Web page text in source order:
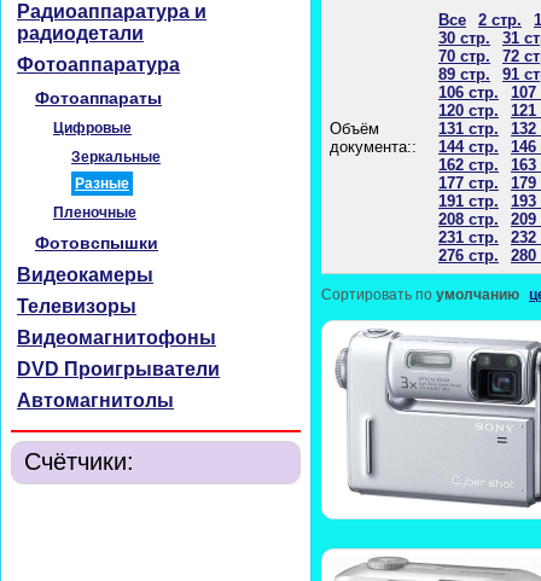
Радиоаппаратура и
радиодетали
Фотоаппаратура
Фотоаппараты
Цифровые
Зеркальные
Разные
Пленочные
Фотовспышки
Видеокамеры
Телевизоры
Видеомагнитофоны
DVD Проигрыватели
Автомагнитолы
Счётчики:
Объём
документа::
Все 2 стр.
30 стр.
31
70 стр.
72
89 стр.
91
106 стр.
107
120 стр.
121
131 стр.
132
144 стр.
146
162 стр.
163
177 стр.
179
191 стр.
193
208 стр.
209
231 стр.
232
276 стр.
280
Сортировать по умолчанию